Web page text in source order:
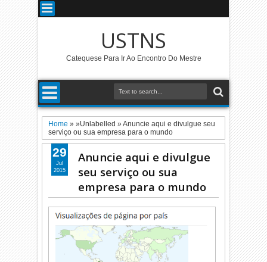
USTNS
Catequese Para Ir Ao Encontro Do Mestre
Home » »Unlabelled »Anuncie aqui e divulgue seu
serviço ou sua empresa para o mundo
Anuncie aqui e divulgue
seu serviço ou sua
empresa para o mundo
29
Jul
2015